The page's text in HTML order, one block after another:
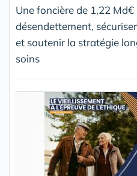
Une foncière de 1,22
désendettement,
et soutenir la stratégie
soins